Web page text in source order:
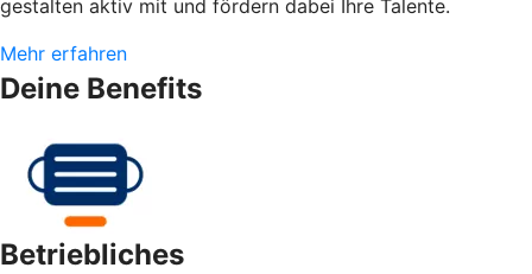
gestalten aktiv mit und fördern dabei Ihre Talente.
Mehr erfahren
Deine Benefits
Betriebliches